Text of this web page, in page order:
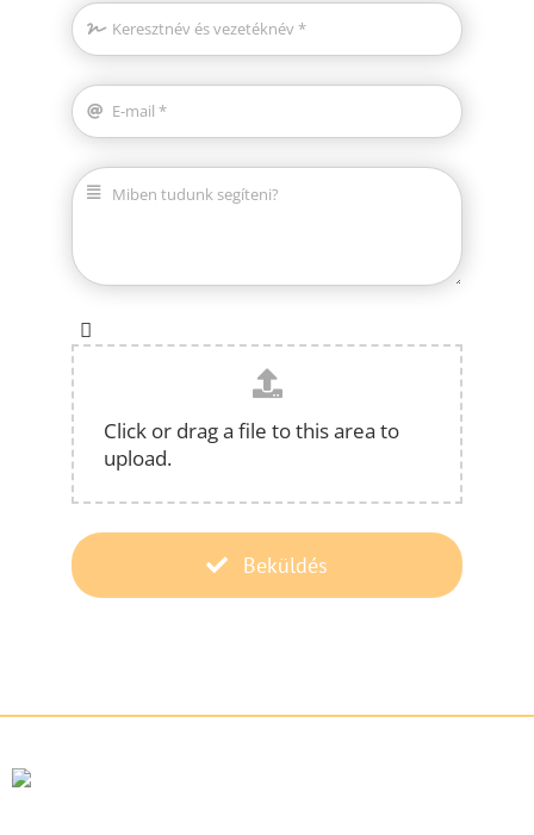
Click or drag a file to this area to
upload.
Beküldés